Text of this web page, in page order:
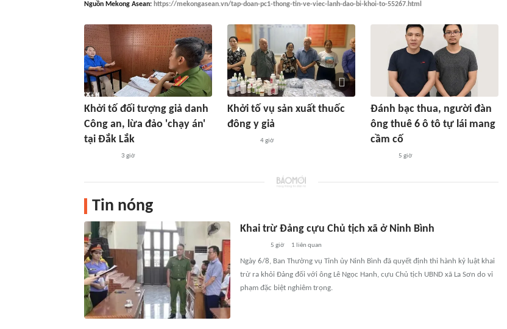
Nguồn Mekong Asean: https://mekongasean.vn/tap-doan-pc1-thong-tin-ve-viec-lanh-dao-bi-khoi-to-55267.html
Khởi tố đối tượng giả danh
Công an, lừa đảo 'chạy án'
tại Đắk Lắk
3 giờ
Khởi tố vụ sản xuất thuốc
đông y giả
4 giờ
Đánh bạc thua, người đàn
ông thuê 6 ô tô tự lái mang
cầm cố
5 giờ
Tin nóng
Khai trừ Đảng cựu Chủ tịch xã ở Ninh Bình
5 giờ 1 liên quan
Ngày 6/8, Ban Thường vụ Tỉnh ủy Ninh Bình đã quyết định thi hành kỷ luật khai
trừ ra khỏi Đảng đối với ông Lê Ngọc Hanh, cựu Chủ tịch UBND xã La Sơn do vi
phạm đặc biệt nghiêm trọng.